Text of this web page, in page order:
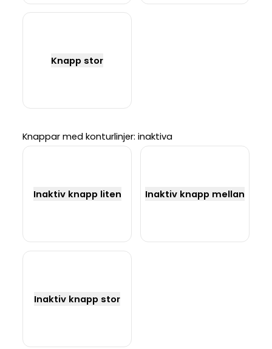
Knapp stor
Knappar med konturlinjer: inaktiva
Inaktiv knapp liten Inaktiv knapp mellan
Inaktiv knapp stor